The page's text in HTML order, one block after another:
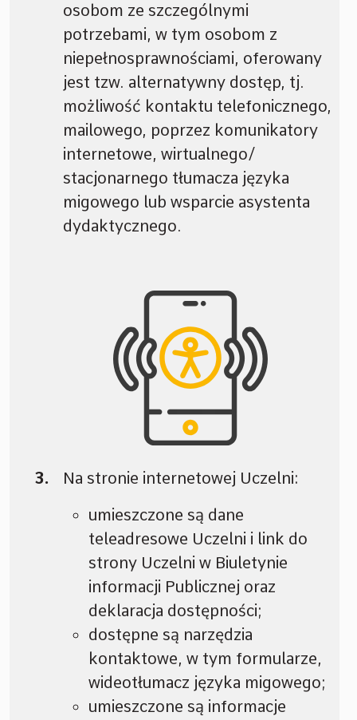
osobom ze szczególnymi
potrzebami, w tym osobom z
niepełnosprawnościami, oferowany
jest tzw. alternatywny dostęp, tj.
możliwość kontaktu telefonicznego,
mailowego, poprzez komunikatory
internetowe, wirtualnego/
stacjonarnego tłumacza języka
migowego lub wsparcie asystenta
dydaktycznego.
Na stronie internetowej Uczelni:
umieszczone są dane
teleadresowe Uczelni i link do
strony Uczelni w Biuletynie
informacji Publicznej oraz
deklaracja dostępności;
dostępne są narzędzia
kontaktowe, w tym formularze,
wideotłumacz języka migowego;
umieszczone są informacje